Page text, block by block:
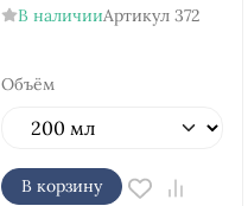
В наличииАртикул 372
Объём
В корзину